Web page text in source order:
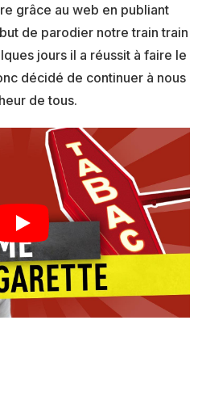
grâce au web en publiant
de parodier notre train train
jours il a réussit à faire le
décidé de continuer à nous
de tous.